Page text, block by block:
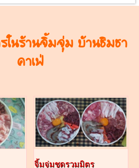
ในร้านจิ้มจุ่ม บ้านชิมชา
คาเฟ่
จิ้มจุ่มชุดรวมมิตร